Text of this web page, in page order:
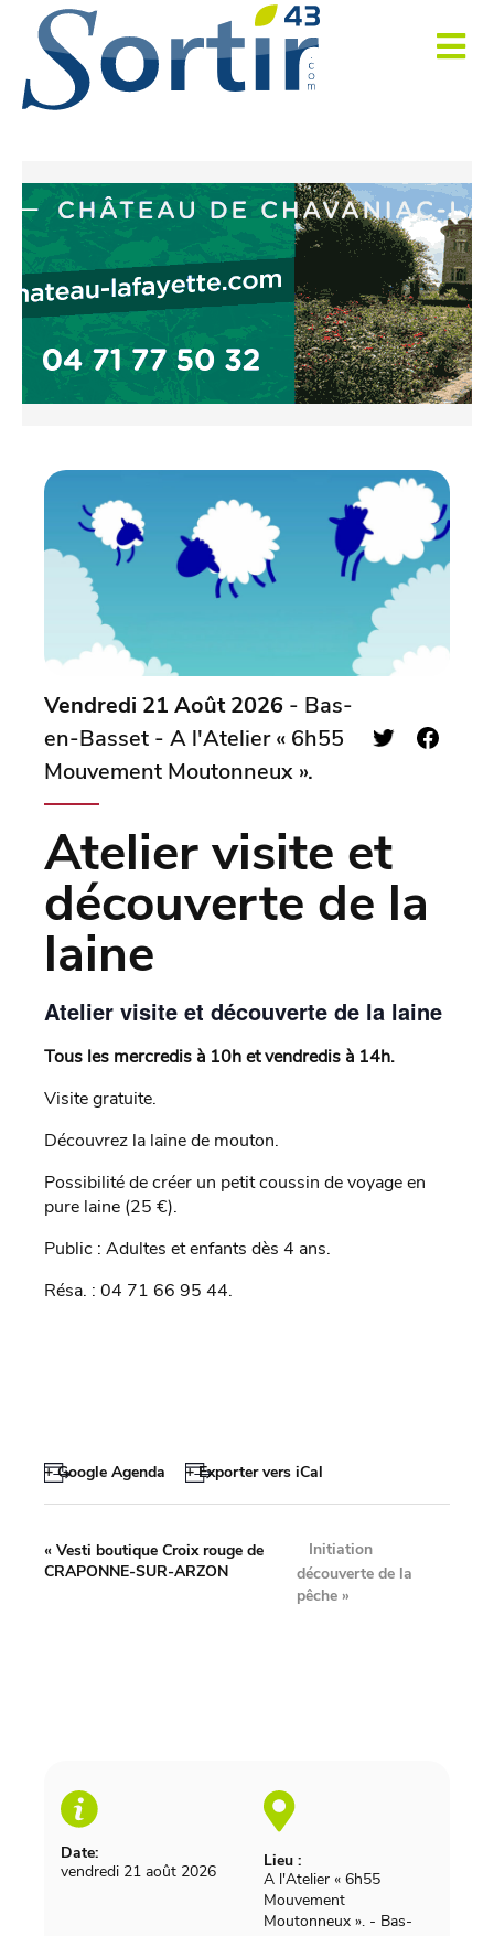
Vendredi 21 Août 2026 - Bas-
en-Basset - A l'Atelier « 6h55
Mouvement Moutonneux ».
Atelier visite et
découverte de la
laine
Atelier visite et découverte de la laine
Tous les mercredis à 10h et vendredis à 14h.
Visite gratuite.
Découvrez la laine de mouton.
Possibilité de créer un petit coussin de voyage en
pure laine (25 €).
Public : Adultes et enfants dès 4 ans.
Résa. : 04 71 66 95 44.
+ Google Agenda + Exporter vers iCal
Date:
vendredi 21 août 2026
Lieu :
A l'Atelier « 6h55
Mouvement
Moutonneux ». - Bas-
« Vesti boutique Croix rouge de
CRAPONNE-SUR-ARZON
Initiation
découverte de la
pêche»